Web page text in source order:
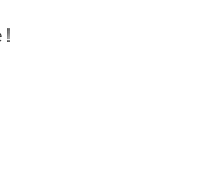
!